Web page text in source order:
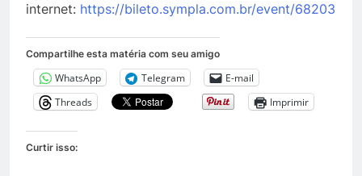
internet: https://bileto.sympla.com.br/event/68203
Compartilhe esta matéria com seu amigo
WhatsApp Telegram
E-mail
Threads
Imprimir
Curtir isso: